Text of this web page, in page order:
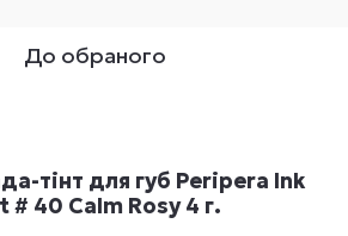
До обраного
тінт для губ Peripera Ink
# 40 Calm Rosy 4 г.